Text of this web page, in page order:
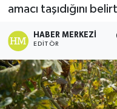
amacı taşıdığını
HABER MERKEZI
EDITÖR